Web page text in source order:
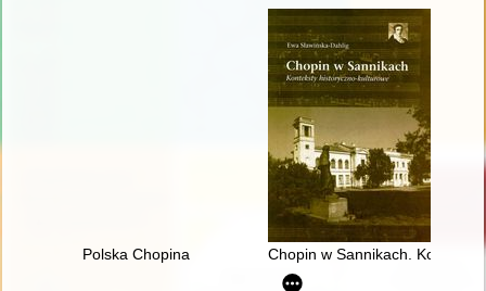
Polska Chopina Chopin w Sannikach.